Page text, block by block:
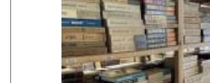
800円 大分県
800円 鹿児島県
1,500円